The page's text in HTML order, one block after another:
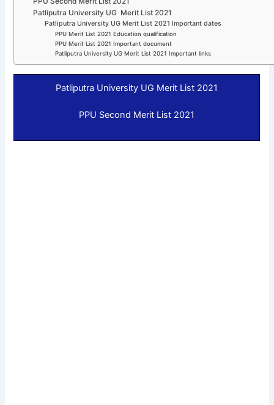
Patliputra University UG Merit List 2021
Patliputra University UG Merit List 2021 Important dates
PPU Merit List 2021 Education qualification
PPU Merit List 2021 Important document
Patliputra University UG Merit List 2021 Important links
Patliputra University UG Merit List 2021
PPU Second Merit List 2021